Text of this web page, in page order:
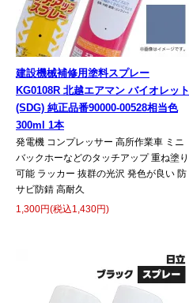
建設機械補修用塗料スプレー
KG0108R 北越エアマン バイオレット
(SDG) 純正品番90000-00528相当色
300ml 1本
発電機 コンプレッサー 高所作業車 ミニ
バックホーなどのタッチアップ 重ね塗り
可能 ラッカー 抜群の光沢 発色が良い 防
サビ防錆 高耐久
1,300円(税込1,430円)